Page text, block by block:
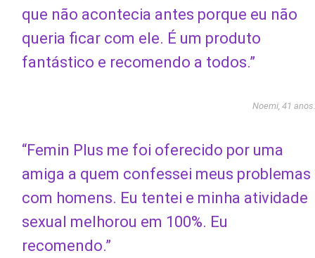
que não acontecia antes porque eu não
queria ficar com ele. É um produto
fantástico e recomendo a todos.”
Noemi, 41 anos.
“Femin Plus me foi oferecido por uma
amiga a quem confessei meus problemas
com homens. Eu tentei e minha atividade
sexual melhorou em 100%. Eu
recomendo.”